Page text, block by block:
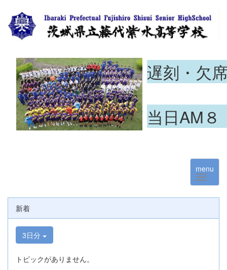
遅刻・欠
当日AM
menu
新着
3日分
トピックがありません。